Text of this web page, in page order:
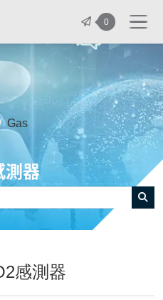
股份有限公司 -
0
Gas
測器
感測器